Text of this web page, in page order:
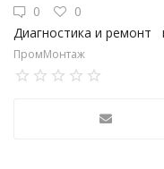
0
0
Диагностика и ремонт
ПромМонтаж